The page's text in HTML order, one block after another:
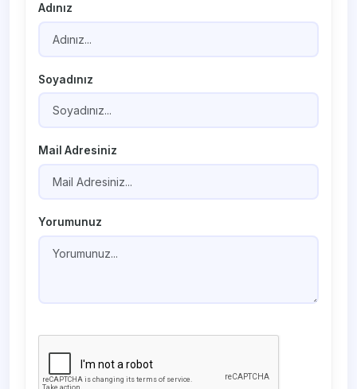
Adınız
Soyadınız
Mail Adresiniz
Yorumunuz